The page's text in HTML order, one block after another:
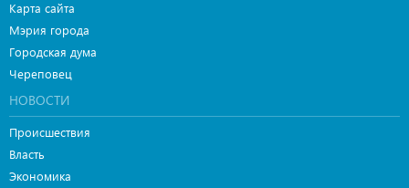
Карта сайта
Мэрия города
Городская дума
Череповец
НОВОСТИ
Происшествия
Власть
Экономика